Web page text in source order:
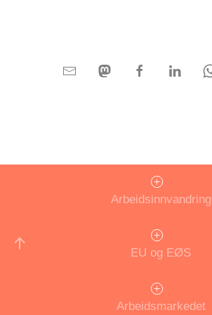
Arbeidsinnvandring
EU og EØS
Arbeidsmarkedet